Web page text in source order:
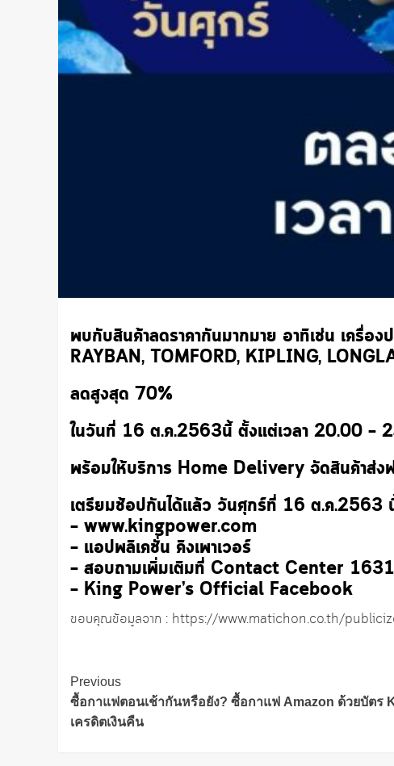
พบกับสินค้าลดราคากันมากมาย อาทิเช่น เครื่อ
RAYBAN, TOMFORD, KIPLING,
ลดสูงสุด 70%
ในวันที่ 16 ต.ค.2563นี้ ตั้งแต่เวลา 20.00 –
พร้อมให้บริการ Home Delivery จัดสินค้าส่ง
เตรียมช้อปกันได้แล้ว วันศุกร์ที่ 16 ต.ค.2563
– www.kingpower.com
– แอปพลิเคชั่น คิงเพาเวอร์
– สอบถามเพิ่มเติมที่ Contact Center 1631
– King Power’s Official Facebook
ขอบคุณข้อมูลจาก : https://www.matichon.co.th/
Post
Navigation
Previous
ซื้อกาแฟตอนเช้ากันหรือยัง? ซื้อกาแฟ Amazon ด้วยบัตร
เครดิตเงินคืน